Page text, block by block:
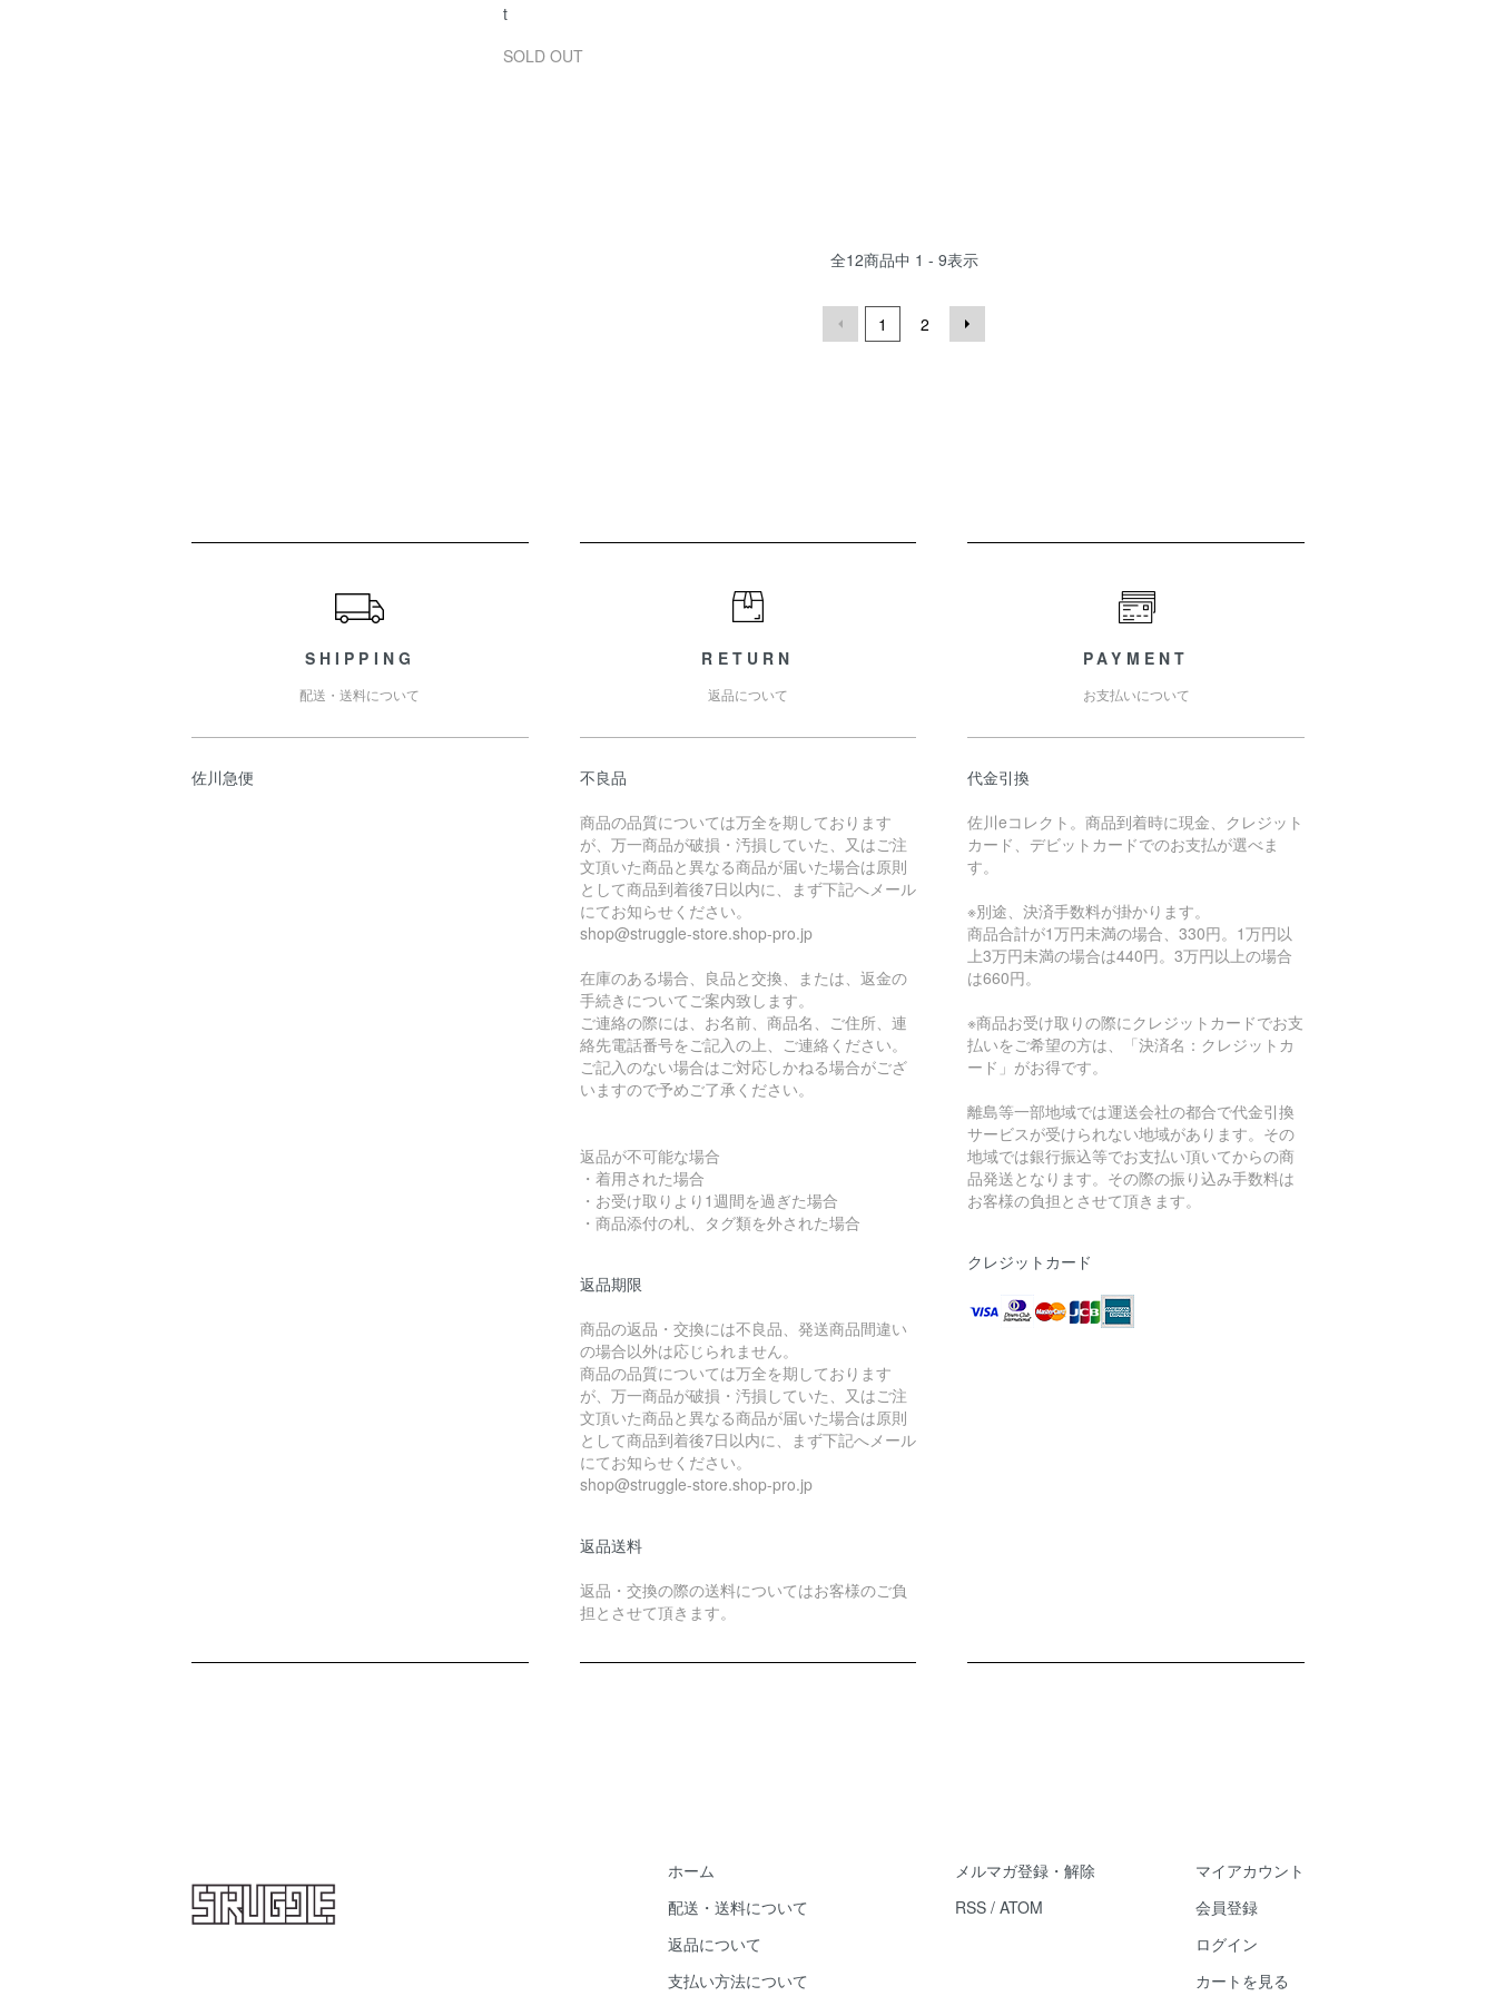
t
SOLD OUT
全12商品中 1 - 9表示
1 2
SHIPPING
配送・送料について
佐川急便
RETURN
返品について
不良品
商品の品質については万全を期しております
が、万一商品が破損・汚損していた、又はご注
文頂いた商品と異なる商品が届いた場合は原則
として商品到着後7日以内に、まず下記へメール
にてお知らせください。
shop@struggle-store.shop-pro.jp
在庫のある場合、良品と交換、または、返金の
手続きについてご案内致します。
ご連絡の際には、お名前、商品名、ご住所、連
絡先電話番号をご記入の上、ご連絡ください。
ご記入のない場合はご対応しかねる場合がござ
いますので予めご了承ください。
返品が不可能な場合
・着用された場合
・お受け取りより1週間を過ぎた場合
・商品添付の札、タグ類を外された場合
返品期限
商品の返品・交換には不良品、発送商品間違い
の場合以外は応じられません。
商品の品質については万全を期しております
が、万一商品が破損・汚損していた、又はご注
文頂いた商品と異なる商品が届いた場合は原則
として商品到着後7日以内に、まず下記へメール
にてお知らせください。
shop@struggle-store.shop-pro.jp
返品送料
返品・交換の際の送料についてはお客様のご負
担とさせて頂きます。
PAYMENT
お支払いについて
代金引換
佐川eコレクト。商品到着時に現金、クレジット
カード、デビットカードでのお支払が選べま
す。
※別途、決済手数料が掛かります。
商品合計が1万円未満の場合、330円。1万円以
上3万円未満の場合は440円。3万円以上の場合
は660円。
※商品お受け取りの際にクレジットカードでお支
払いをご希望の方は、「決済名：クレジットカ
ード」がお得です。
離島等一部地域では運送会社の都合で代金引換
サービスが受けられない地域があります。その
地域では銀行振込等でお支払い頂いてからの商
品発送となります。その際の振り込み手数料は
お客様の負担とさせて頂きます。
クレジットカード
ホーム
配送・送料について
返品について
支払い方法について
メルマガ登録・解除
RSS / ATOM
マイアカウント
会員登録
ログイン
カートを見る